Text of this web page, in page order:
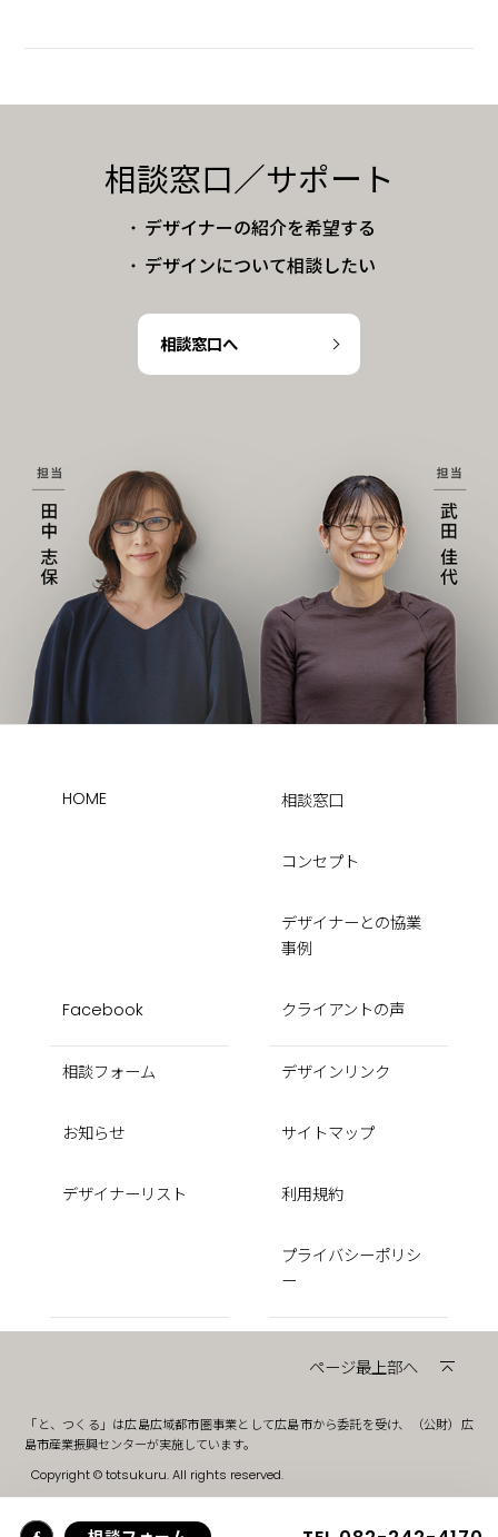
相談窓口／サポート
・ デザイナーの紹介を希望する
・ デザインについて相談したい
相談窓口へ
HOME
Facebook
相談窓口
コンセプト
デザイナーとの協業
事例
クライアントの声
相談フォーム
お知らせ
デザイナーリスト
デザインリンク
サイトマップ
利用規約
プライバシーポリシ
ー
ページ最上部へ
「と、つくる」は広島広域都市圏事業として広島市から委託を受け、（公財）広
島市産業振興センターが実施しています。
Copyright © totsukuru. All rights reserved.